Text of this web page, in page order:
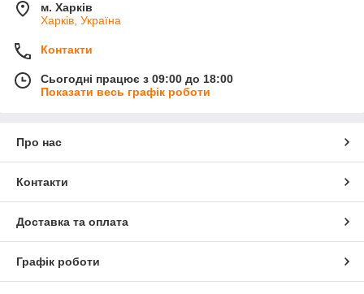
м. Харків
Харків, Україна
Контакти
Сьогодні працює з 09:00 до 18:00
Показати весь графік роботи
Про нас
Контакти
Доставка та оплата
Графік роботи